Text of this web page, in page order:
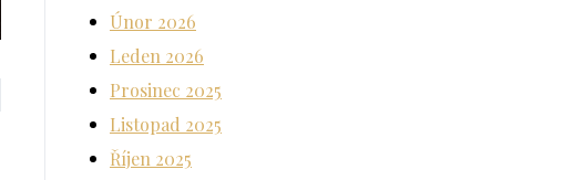
Únor 2026
Leden 2026
Prosinec 2025
Listopad 2025
Říjen 2025